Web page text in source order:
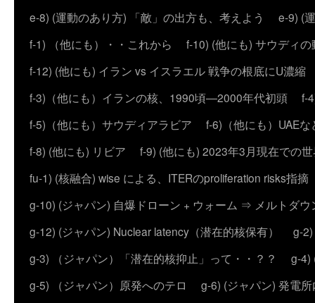
e-8) (運動のあり方) 「敵」の出方も、考えよう
e-9) (
f-1) （他にも）・・これから
f-10) (他にも) サウディの
f-12) (他にも) イラン vs イスラエル 戦争の根底にU濃縮
f-3)（他にも）イランの核、1990頃―2000年代初頭
f-
f-5)（他にも）サウディアラビア
f-6)（他にも）UAEな
f-8) (他にも) リビア
f-9) (他にも) 2023年3月現在での
fu-1) (核融合) wise による、ITERのproliferation risks指摘
g-10) (ジャパン) 自爆ドローン + ウォーム ⇒ メルトダウ
g-12) (ジャパン) Nuclear latency（潜在的核保有）
g-
g-3) （ジャパン）「潜在的核抑止」って・・？？
g-4)
g-5) （ジャパン）原発へのテロ
g-6) (ジャパン) 発電